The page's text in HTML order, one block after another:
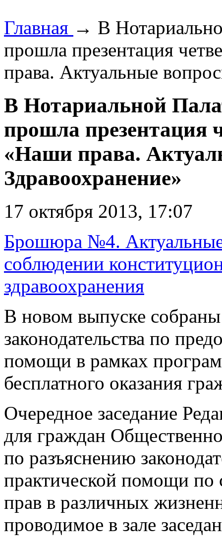
Главная → В
прошла презентация
права. Актуальные
В Нотариальной
прошла презентация
«Наши права.
Здравоохранение»
17 октября 2013, 17:07
Брошюра №4.
соблюдении
здравоохранения
В новом выпуске
законодательства по
помощи в рамках
бесплатного оказания
Очередное заседание
для граждан
по разъяснению
практической помощи
прав в различных
проводимое в зале